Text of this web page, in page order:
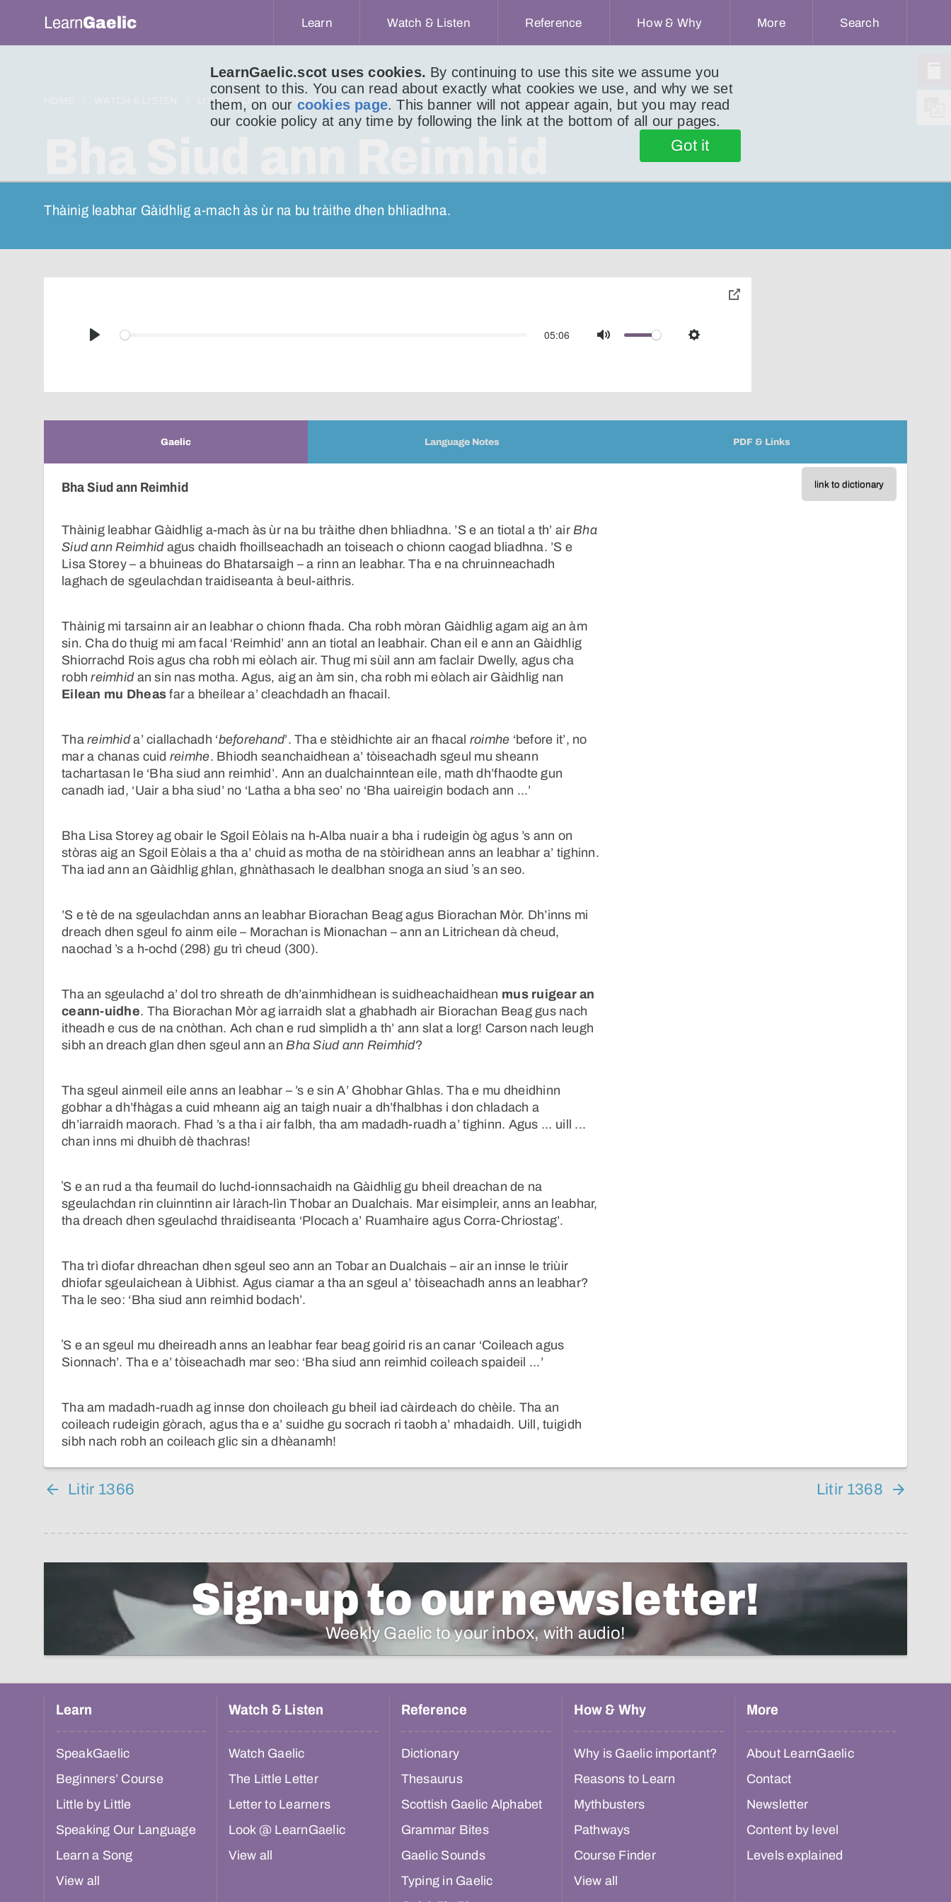
LearnGaelic.scot uses cookies. By continuing to use this site we assume you
consent to this. You can read about exactly what cookies we use, and why we set
them, on our cookies page. This banner will not appear again, but you may read
our cookie policy at any time by following the link at the bottom of all our pages.
Got it
LearnGaelic Learn Watch & Listen Reference How & Why More Search
LITIR DO LUCHD-IONNSACHAIDH LITIR 1367
Thàinig leabhar Gàidhlig a-mach às ùr na bu tràithe dhen bhliadhna.
Play
05:06
Mute Settings
toggle
Gaelic Language Notes PDF & Links
link to dictionary
Bha Siud ann Reimhid
Thàinig leabhar Gàidhlig a-mach às ùr na bu tràithe dhen bhliadhna. ’S e an tiotal a th’ airBha
Siud ann Reimhidagus chaidh fhoillseachadh an toiseach o chionn caogad bliadhna. ’S e
Lisa Storey – a bhuineas do Bhatarsaigh – a rinn an leabhar. Tha e na chruinneachadh
laghach de sgeulachdan traidiseanta à beul-aithris.
Thàinig mi tarsainn air an leabhar o chionn fhada. Cha robh mòran Gàidhlig agam aig an àm
sin. Cha do thuig mi am facal ‘Reimhid’ ann an tiotal an leabhair. Chan eil e ann an Gàidhlig
Shiorrachd Rois agus cha robh mi eòlach air. Thug mi sùil ann am faclair Dwelly, agus cha
robhreimhidan sin nas motha. Agus, aig an àm sin, cha robh mi eòlach air Gàidhlig nan
Eilean mu Dheas far a bheilear a’ cleachdadh an fhacail.
Thareimhida’ ciallachadh ‘beforehand’. Tha e stèidhichte air an fhacal roimhe ‘before it’, no
mar a chanas cuid reimhe. Bhiodh seanchaidhean a’ tòiseachadh sgeul mu sheann
tachartasan le ‘Bha siud ann reimhid’. Ann an dualchainntean eile, math dh’fhaodte gun
canadh iad, ‘Uair a bha siud’ no ‘Latha a bha seo’ no ‘Bha uaireigin bodach ann ...’
Bha Lisa Storey ag obair le Sgoil Eòlais na h-Alba nuair a bha i rudeigin òg agus ’s ann on
stòras aig an Sgoil Eòlais a tha a’ chuid as motha de na stòiridhean anns an leabhar a’ tighinn.
Tha iad ann an Gàidhlig ghlan, ghnàthasach le dealbhan snoga an siud ʼs an seo.
’S e tè de na sgeulachdan anns an leabhar Biorachan Beag agus Biorachan Mòr. Dh’inns mi
dreach dhen sgeul fo ainm eile – Morachan is Mionachan – ann an Litrichean dà cheud,
naochad ’s a h-ochd (298) gu trì cheud (300).
Tha an sgeulachd a’ dol tro shreath de dh’ainmhidhean is suidheachaidhean mus ruigear an
ceann-uidhe. Tha Biorachan Mòr ag iarraidh slat a ghabhadh air Biorachan Beag gus nach
itheadh e cus de na cnòthan. Ach chan e rud sìmplidh a th’ ann slat a lorg! Carson nach leugh
sibh an dreach glan dhen sgeul ann anBha Siud ann Reimhid?
Tha sgeul ainmeil eile anns an leabhar – ’s e sin A’ Ghobhar Ghlas. Tha e mu dheidhinn
gobhar a dh’fhàgas a cuid mheann aig an taigh nuair a dh’fhalbhas i don chladach a
dh’iarraidh maorach. Fhad ’s a tha i air falbh, tha am madadh-ruadh a’ tighinn. Agus ... uill ...
chan inns mi dhuibh dè thachras!
ʼS e an rud a tha feumail do luchd-ionnsachaidh na Gàidhlig gu bheil dreachan de na
sgeulachdan rin cluinntinn air làrach-lìn Thobar an Dualchais. Mar eisimpleir, anns an leabhar,
tha dreach dhen sgeulachd thraidiseanta ‘Plocach a’ Ruamhaire agus Corra-Chriostag’.
Tha trì diofar dhreachan dhen sgeul seo ann an Tobar an Dualchais – air an innse le triùir
dhiofar sgeulaichean à Uibhist. Agus ciamar a tha an sgeul a’ tòiseachadh anns an leabhar?
Tha le seo: ‘Bha siud ann reimhid bodach’.
ʼS e an sgeul mu dheireadh anns an leabhar fear beag goirid ris an canar ‘Coileach agus
Sionnach’. Tha e a’ tòiseachadh mar seo: ‘Bha siud ann reimhid coileach spaideil ...’
Tha am madadh-ruadh ag innse don choileach gu bheil iad càirdeach do chèile. Tha an
coileach rudeigin gòrach, agus tha e a’ suidhe gu socrach ri taobh a’ mhadaidh. Uill, tuigidh
sibh nach robh an coileach glic sin a dhèanamh!
Litir 1366 Litir 1368
Sign-up to our newsletter!
Weekly Gaelic to your inbox, with audio!
Learn
SpeakGaelic
Beginners’ Course
Little by Little
Speaking Our Language
Learn a Song
View all
Watch & Listen
Watch Gaelic
The Little Letter
Letter to Learners
Look @ LearnGaelic
View all
Reference
Dictionary
Thesaurus
Scottish Gaelic Alphabet
Grammar Bites
Gaelic Sounds
Typing in Gaelic
How & Why
Why is Gaelic important?
Reasons to Learn
Mythbusters
Pathways
Course Finder
View all
More
About LearnGaelic
Contact
Newsletter
Content by level
Levels explained